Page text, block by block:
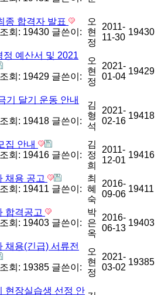
종 합격자 발표
조회: 19430 글쓴이:
오
현
정
2011-
11-30
19430
정 예산서 및 2021
조회: 19429 글쓴이:
오
현
정
2021-
01-04
19429
기 달기 운동 안내
조회: 19418 글쓴이:
김
형
석
2021-
02-16
19418
집 안내
조회: 19416 글쓴이:
김
정
희
2011-
12-01
19416
채용 공고
조회: 19411 글쓴이:
최
혜
숙
2016-
09-06
19411
합격공고
조회: 19403 글쓴이:
박
은
옥
2016-
06-13
19403
채용(긴급) 서류전
조회: 19385 글쓴이:
오
현
정
2021-
03-02
19385
현장실습생 선정 안